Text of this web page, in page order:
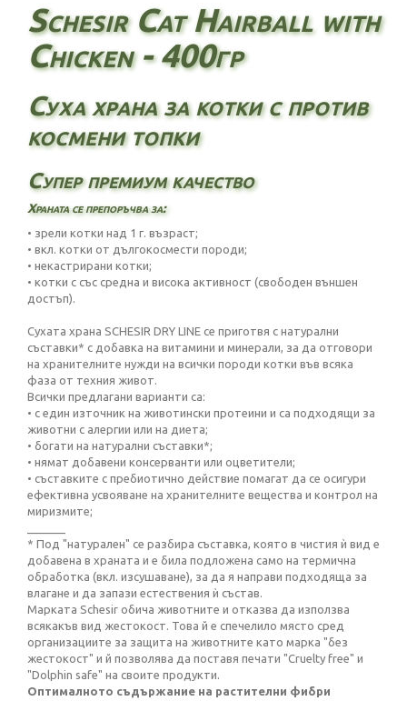
Schesir Cat Hairball with
Chicken - 400гр
Суха храна за котки с против
космени топки
Супер премиум качество
Храната се препоръчва за:
• зрели котки над 1 г. възраст;
• вкл. котки от дългокосмести породи;
• некастрирани котки;
• котки с със средна и висока активност (свободен външен
достъп).
Сухата храна SCHESIR DRY LINE се приготвя с натурални
съставки* с добавка на витамини и минерали, за да отговори
на хранителните нужди на всички породи котки във всяка
фаза от техния живот.
Всички предлагани варианти са:
• с един източник на животински протеини и са подходящи за
животни с алергии или на диета;
• богати на натурални съставки*;
• нямат добавени консерванти или оцветители;
• съставките с пребиотично действие помагат да се осигури
ефективна усвояване на хранителните вещества и контрол на
миризмите;
* Под "натурален" се разбира съставка, която в чистия ѝ вид е
добавена в храната и е била подложена само на термична
обработка (вкл. изсушаване), за да я направи подходяща за
влагане и да запази естествения ѝ състав.
Марката Schesir обича животните и отказва да използва
всякакъв вид жестокост. Това й е спечелило място сред
организациите за защита на животните като марка "без
жестокост" и й позволява да поставя печати "Cruelty free" и
"Dolphin safe" на своите продукти.
Оптималното съдържание на растителни фибри